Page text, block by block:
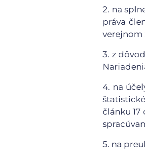
2. na
práva
verejnom
3. z
4. na
článku
5. na